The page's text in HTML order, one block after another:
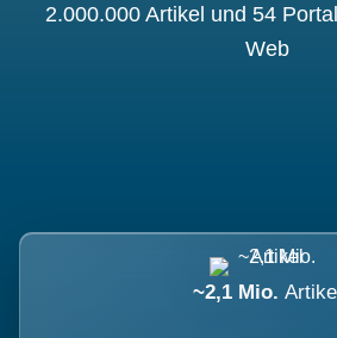
2.000.000 Artikel und 54
Web
~2,1 Mio.